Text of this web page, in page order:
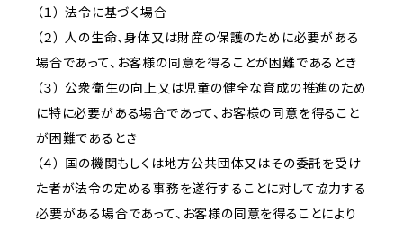
（１） 法令に基づく場合
（２） 人の生命、身体又は財産の保護のために必要がある
場合であって、お客様の同意を得ることが困難であるとき
（３） 公衆衛生の向上又は児童の健全な育成の推進のため
に特に必要がある場合であって、お客様の同意を得ること
が困難であるとき
（４） 国の機関もしくは地方公共団体又はその委託を受け
た者が法令の定める事務を遂行することに対して協力する
必要がある場合であって、お客様の同意を得ることにより